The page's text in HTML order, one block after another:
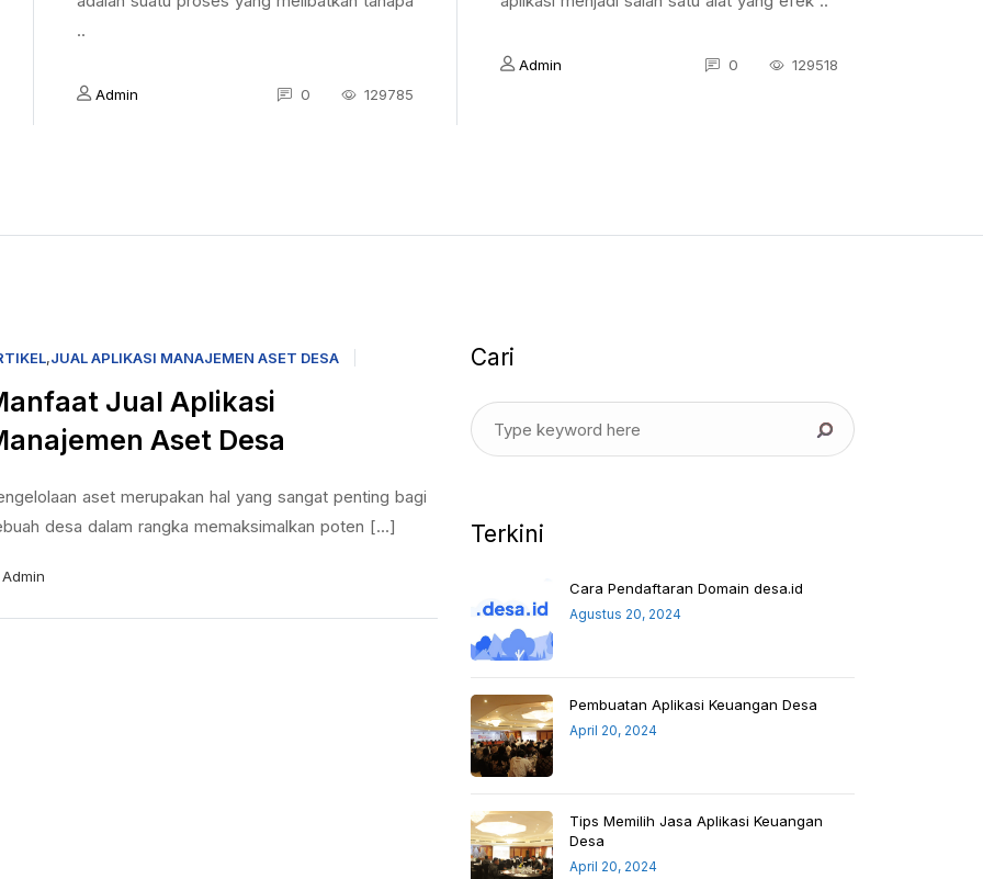
..
Admin 0 129785
Admin 0 129518
,JUAL APLIKASI MANAJEMEN ASET DESA
Jual Aplikasi
Aset Desa
aset merupakan hal yang sangat penting bagi
desa dalam rangka memaksimalkan poten [...]
Admin
Cari
Terkini
Cara Pendaftaran Domain desa.id
Agustus 20, 2024
Pembuatan Aplikasi Keuangan Desa
April 20, 2024
Tips Memilih Jasa Aplikasi Keuangan
Desa
April 20, 2024